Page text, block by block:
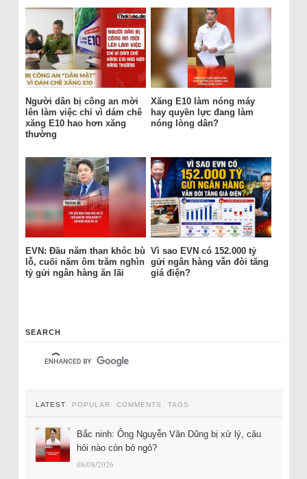
Người dân bị công an mời
lên làm việc chỉ vì dám chê
xăng E10 hao hơn xăng
thường
Xăng E10 làm nóng máy
hay quyền lực đang làm
nóng lòng dân?
EVN: Đầu năm than khóc bù
lỗ, cuối năm ôm trăm nghìn
tỷ gửi ngân hàng ăn lãi
Vì sao EVN có 152.000 tỷ
gửi ngân hàng vẫn đòi tăng
giá điện?
SEARCH
LATEST POPULAR COMMENTS TAGS
Bắc ninh: Ông Nguyễn Văn Dũng bị xử lý, câu
hỏi nào còn bỏ ngỏ?
08/08/2026